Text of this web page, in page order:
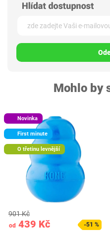
Mohlo by
Novinka
First minute
O třetinu levnější
od 439 Kč
901 Kč
-51 %